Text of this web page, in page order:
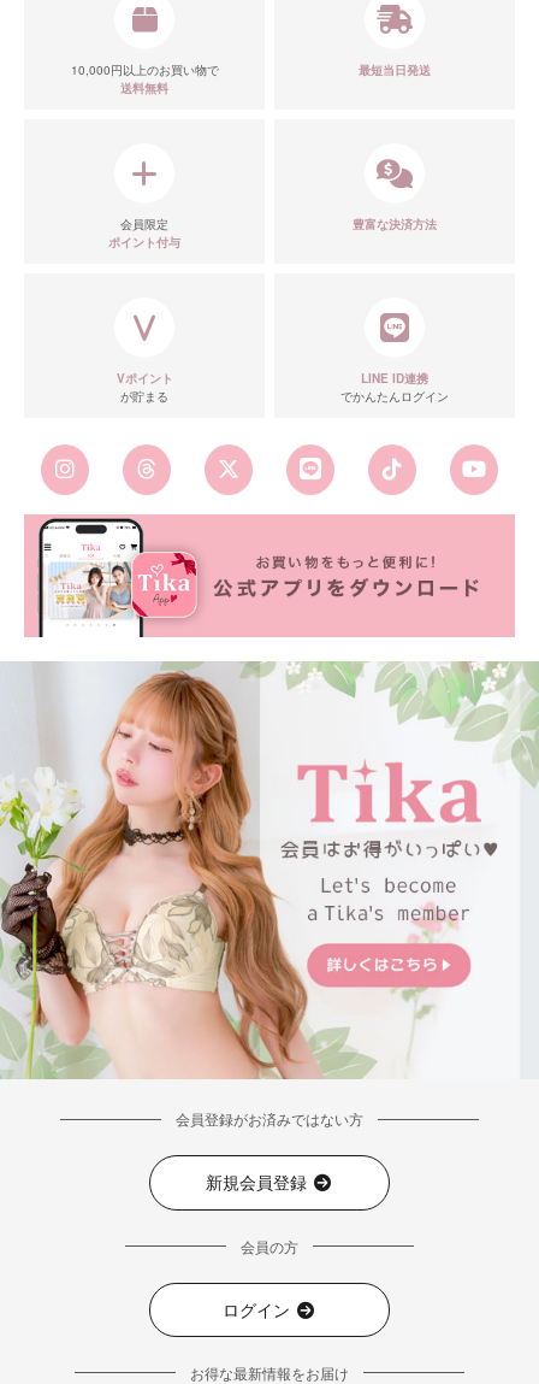
10,000円以上のお買い物で
送料無料
最短当日発送
会員限定
ポイント付与
豊富な決済方法
Vポイント
が貯まる
LINE ID連携
でかんたんログイン
会員登録がお済みではない方
新規会員登録
会員の方
ログイン
お得な最新情報をお届け